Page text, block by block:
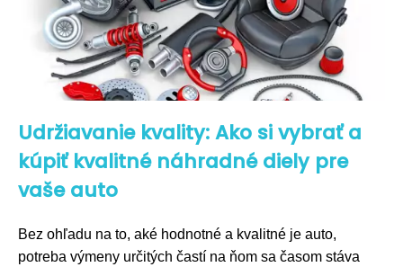
Udržiavanie kvality: Ako si vybrať a
kúpiť kvalitné náhradné diely pre
vaše auto
Bez ohľadu na to, aké hodnotné a kvalitné je auto,
potreba výmeny určitých častí na ňom sa časom stáva